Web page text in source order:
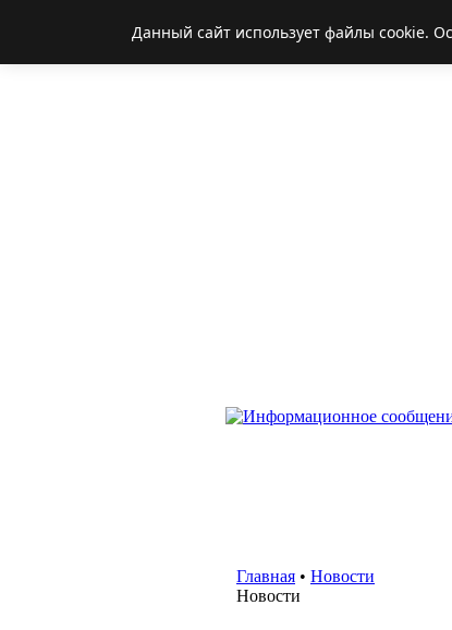
Главная • Новости
Новости
Данный сайт использует файлы cookie.